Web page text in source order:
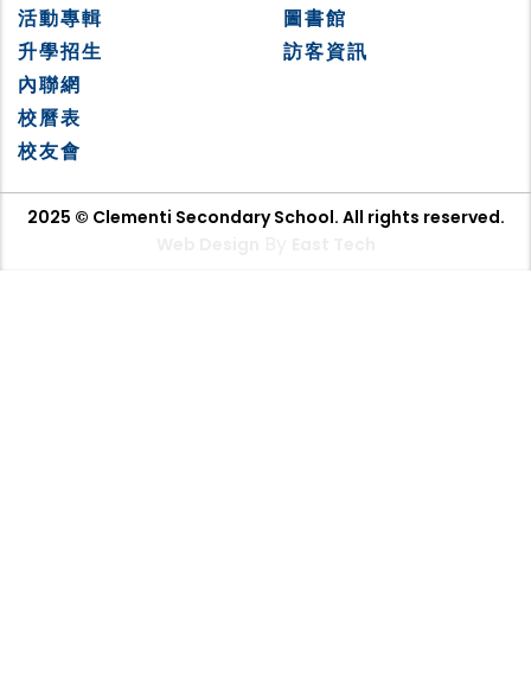
活動專輯
升學招生
圖書館
訪客資訊
內聯網
校曆表
校友會
2025 © Clementi Secondary School. All rights reserved.